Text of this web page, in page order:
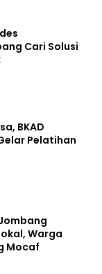
Cari Solusi
BKAD
Pelatihan
Warga
Mocaf